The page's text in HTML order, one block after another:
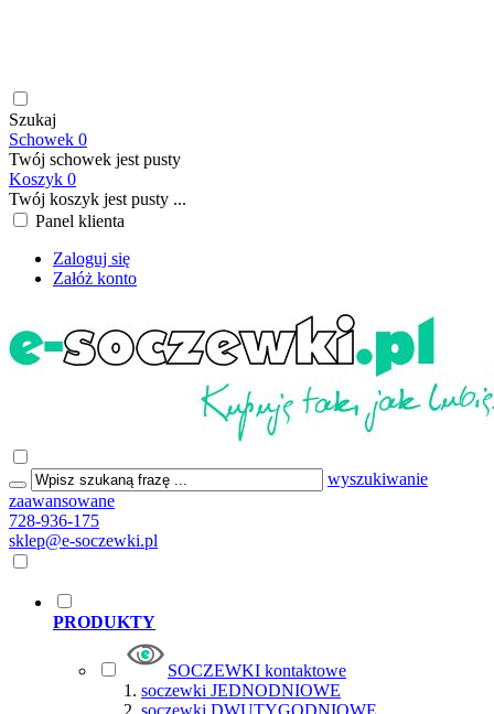
Szukaj
Schowek 0
Twój schowek jest pusty
Koszyk 0
Twój koszyk jest pusty ...
Panel klienta
Zaloguj się
Załóż konto
wyszukiwanie
zaawansowane
728-936-175
sklep@e-soczewki.pl
PRODUKTY
SOCZEWKI kontaktowe
soczewki JEDNODNIOWE
soczewki DWUTYGODNIOWE